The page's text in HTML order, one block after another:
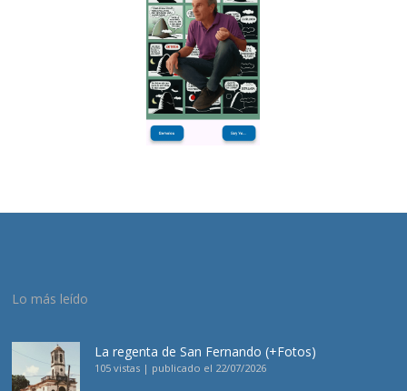
Lo más leído
La regenta de San Fernando (+Fotos)
105 vistas | publicado el 22/07/2026